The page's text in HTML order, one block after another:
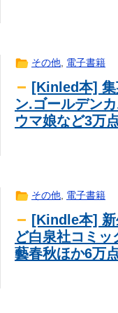
ーとピカチュウより圧倒
ん、結婚ｗｗｗｗｗｗ
で破産寸前ｗｗｗｗｗ
ルは絶対に飲まない！』
＝韓国の反応
けたヤバすぎる髪型を集
教えろ。それ買う。ちな
が現金のみの店に文句
疑惑、2002年イタリア
正常な脳組織を誤摘出
る」
ットプロバイダーから
転覆事故遺族が「全容
その他, 電子書籍
[Kinled本] 集
ン.ゴールデン
ウマ娘など3万
その他, 電子書籍
[Kindle本] 新
ど白泉社コミ
藝春秋ほか6万